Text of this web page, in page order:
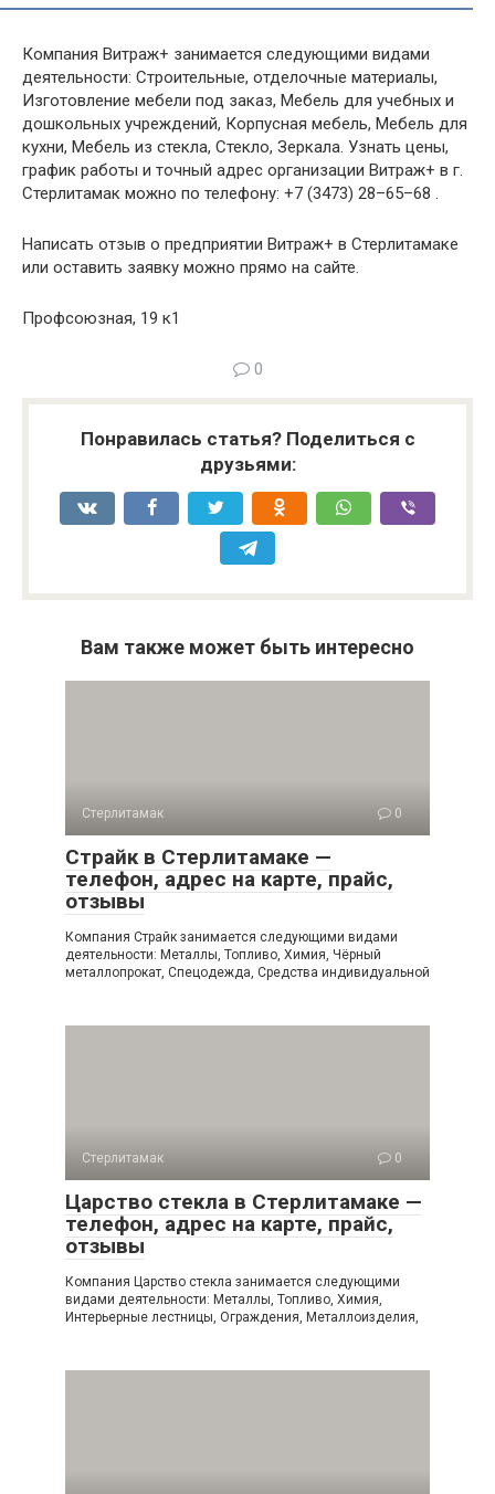
Компания Витраж+ занимается следующими видами
деятельности: Строительные, отделочные материалы,
Изготовление мебели под заказ, Мебель для учебных и
дошкольных учреждений, Корпусная мебель, Мебель для
кухни, Мебель из стекла, Стекло, Зеркала. Узнать цены,
график работы и точный адрес организации Витраж+ в г.
Стерлитамак можно по телефону: +7 (3473) 28–65–68 .
Написать отзыв о предприятии Витраж+ в Стерлитамаке
или оставить заявку можно прямо на сайте.
Профсоюзная, 19 к1
0
Понравилась статья? Поделиться с
друзьями:
Вам также может быть интересно
Стерлитамак 0
Страйк в Стерлитамаке —
телефон, адрес на карте, прайс,
отзывы
Компания Страйк занимается следующими видами
деятельности: Металлы, Топливо, Химия, Чёрный
металлопрокат, Спецодежда, Средства индивидуальной
Стерлитамак 0
Царство стекла в Стерлитамаке —
телефон, адрес на карте, прайс,
отзывы
Компания Царство стекла занимается следующими
видами деятельности: Металлы, Топливо, Химия,
Интерьерные лестницы, Ограждения, Металлоизделия,